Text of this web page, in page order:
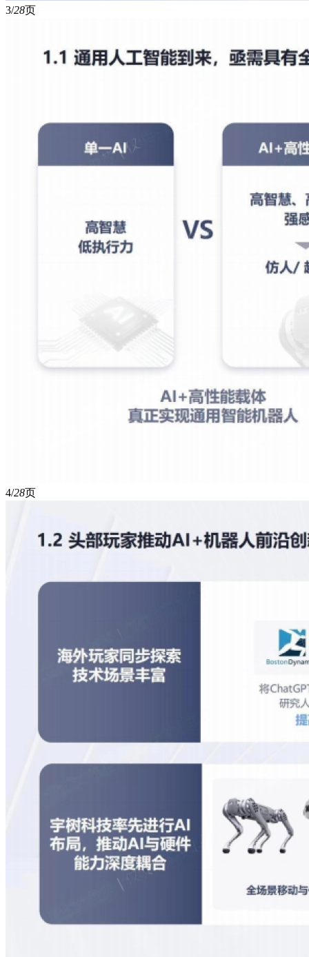
3/28页
4/28页